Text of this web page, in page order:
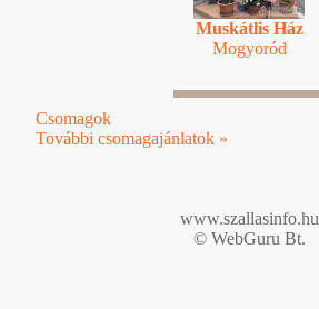
Muskátlis Ház
Mogyoród
Csomagok
További csomagajánlatok »
www.szallasinfo.hu
© WebGuru Bt.